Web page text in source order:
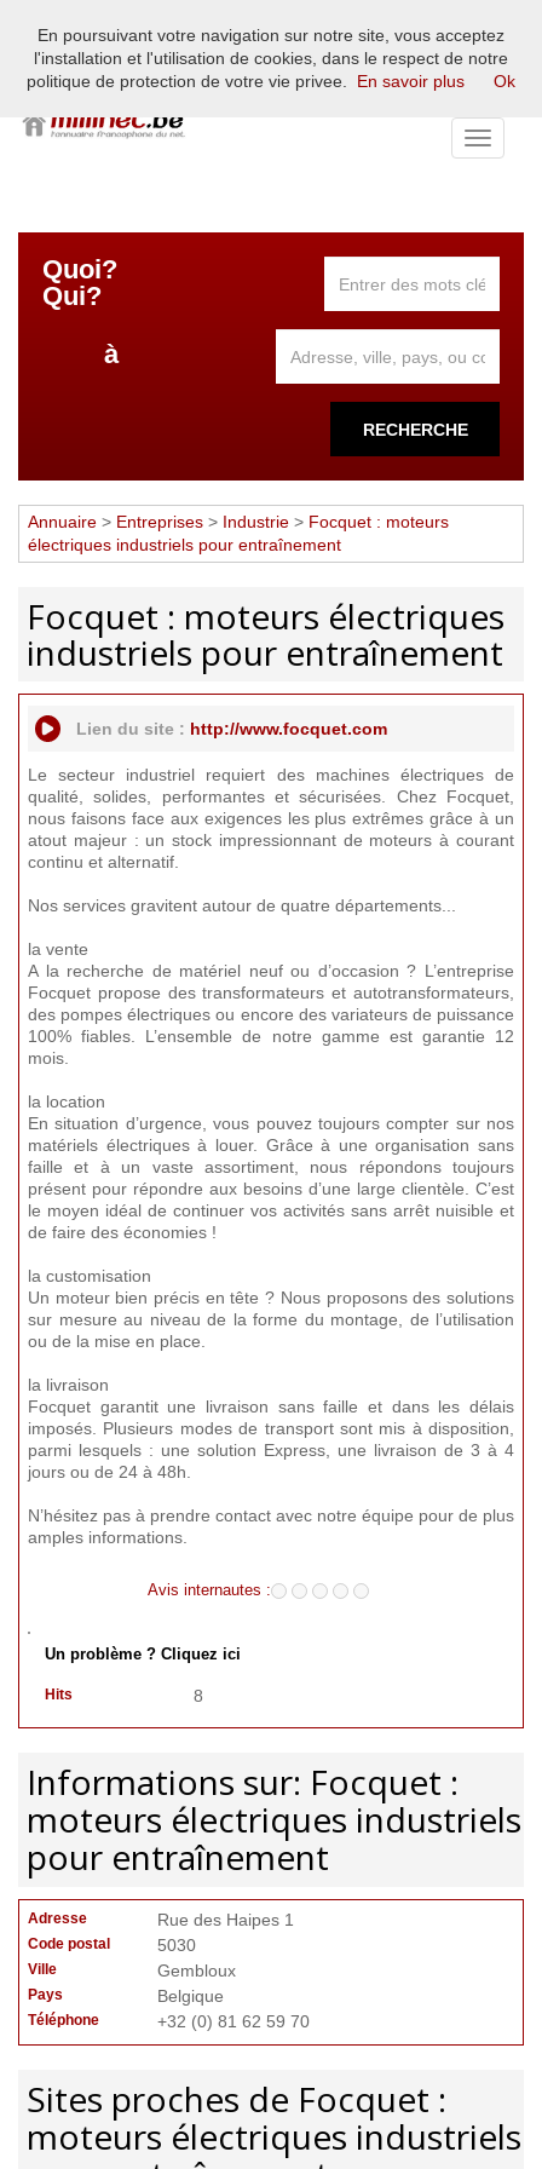
L'annuaire francophone du net européen - France, Belgique,
Suisse, Luxembourg
Toggle
Quoi?
Qui?
à
RECHERCHE
Annuaire > Entreprises > Industrie > Focquet : moteurs
électriques industriels pour entraînement
Focquet : moteurs électriques
industriels pour entraînement
Lien du site : http://www.focquet.com
Le secteur industriel requiert des machines électriques de
qualité, solides, performantes et sécurisées. Chez Focquet,
nous faisons face aux exigences les plus extrêmes grâce à un
atout majeur : un stock impressionnant de moteurs à courant
continu et alternatif.
Nos services gravitent autour de quatre départements...
la vente
A la recherche de matériel neuf ou d’occasion ? L’entreprise
Focquet propose des transformateurs et autotransformateurs,
des pompes électriques ou encore des variateurs de puissance
100% fiables. L’ensemble de notre gamme est garantie 12
mois.
la location
En situation d’urgence, vous pouvez toujours compter sur nos
matériels électriques à louer. Grâce à une organisation sans
faille et à un vaste assortiment, nous répondons toujours
présent pour répondre aux besoins d’une large clientèle. C’est
le moyen idéal de continuer vos activités sans arrêt nuisible et
de faire des économies !
la customisation
Un moteur bien précis en tête ? Nous proposons des solutions
sur mesure au niveau de la forme du montage, de l’utilisation
ou de la mise en place.
la livraison
Focquet garantit une livraison sans faille et dans les délais
imposés. Plusieurs modes de transport sont mis à disposition,
parmi lesquels : une solution Express, une livraison de 3 à 4
jours ou de 24 à 48h.
N’hésitez pas à prendre contact avec notre équipe pour de plus
amples informations.
Avis internautes :
Un problème ? Cliquez ici
Hits 8
Informations sur: Focquet :
moteurs électriques industriels
pour entraînement
Adresse Rue des Haipes 1
Code postal 5030
Ville Gembloux
Pays Belgique
Téléphone +32 (0) 81 62 59 70
Sites proches de Focquet :
moteurs électriques industriels
En poursuivant votre navigation sur notre site, vous acceptez
l'installation et l'utilisation de cookies, dans le respect de notre
politique de protection de votre vie privee.
En savoir plus Ok